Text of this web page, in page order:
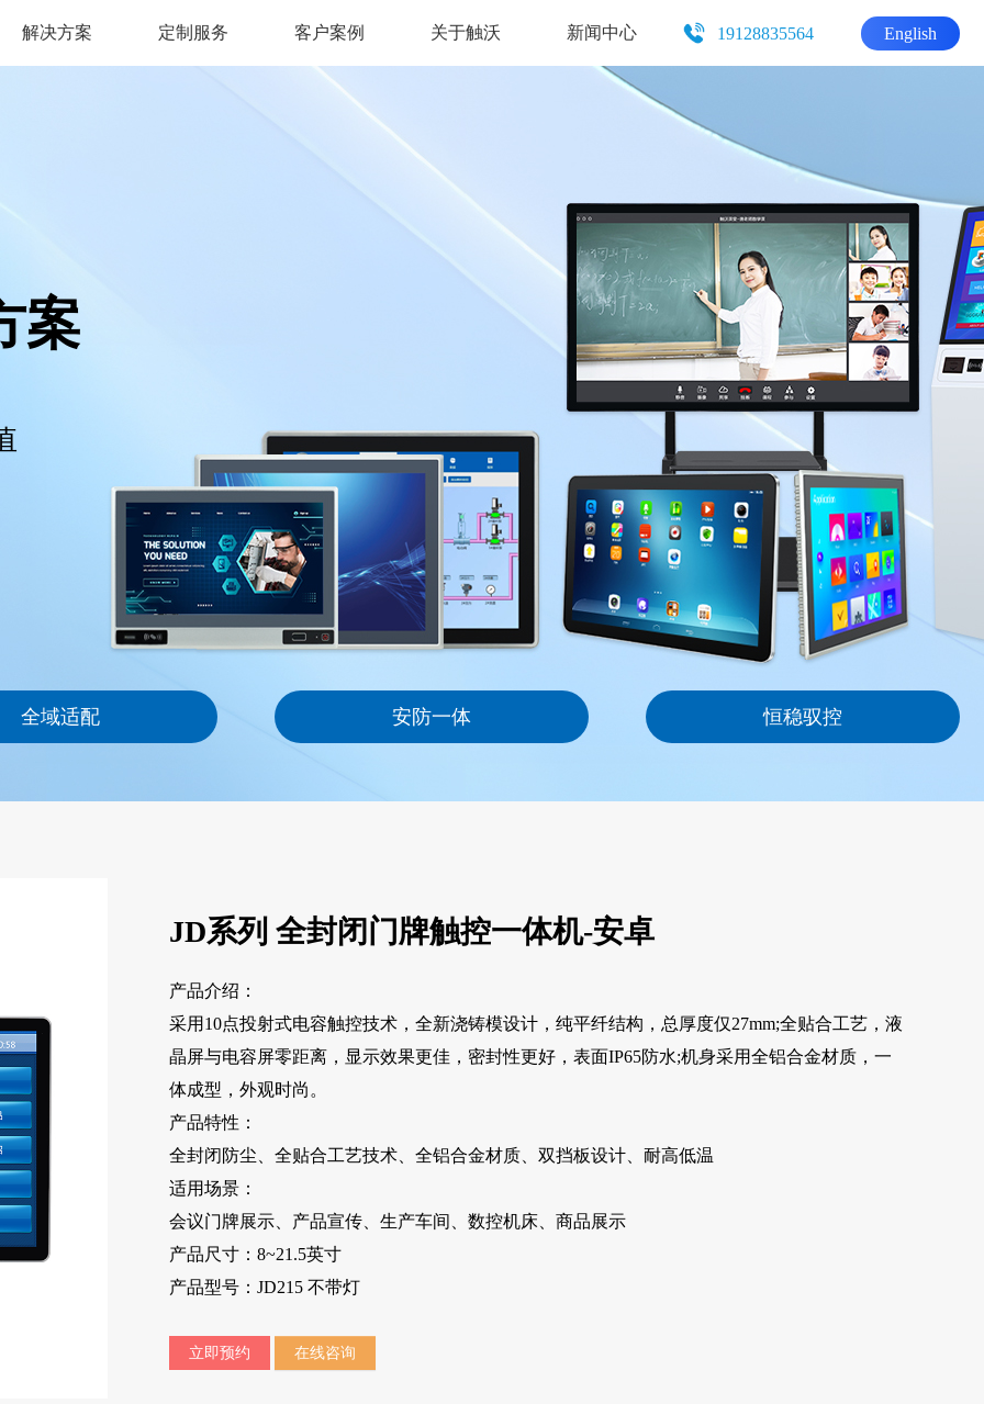
解决方案 定制服务 客户案例 关于触沃 新闻中心 English
19128835564
案
全域适配 安防一体 恒稳驭控
JD系列 全封闭门牌触控一体机-安卓
产品介绍：
采用10点投射式电容触控技术，全新浇铸模设计，纯平纤结构，总厚度仅27mm;全贴合工艺，液
晶屏与电容屏零距离，显示效果更佳，密封性更好，表面IP65防水;机身采用全铝合金材质，一
体成型，外观时尚。
产品特性：
全封闭防尘、全贴合工艺技术、全铝合金材质、双挡板设计、耐高低温
适用场景：
会议门牌展示、产品宣传、生产车间、数控机床、商品展示
产品尺寸：8~21.5英寸
产品型号：JD215 不带灯
立即预约 在线咨询